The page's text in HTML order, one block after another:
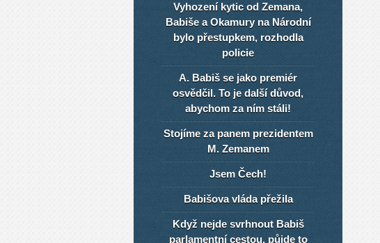
Vyhození kytic od Zemana,
Babiše a Okamury na Národní
bylo přestupkem, rozhodla
policie
A. Babiš se jako premiér
osvědčil. To je další důvod,
abychom za ním stáli!
Stojíme za panem prezidentem
M. Zemanem
Jsem Čech!
Babišova vláda přežila
Když nejde svrhnout Babiš
parlamentní cestou, půjde to